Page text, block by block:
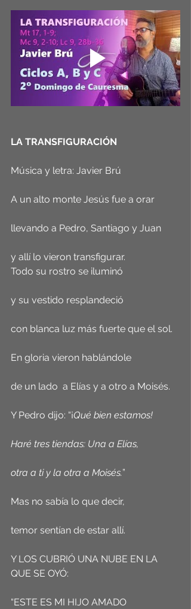
LA TRANSFIGURACIÓN
Música y letra: Javier Brú
A un alto monte Jesús fue a orar
llevando a Pedro, Santiago y Juan
y allí lo vieron transfigurar.
Todo su rostro se iluminó
y su vestido resplandeció
con blanca luz más fuerte que el sol.
En gloria vieron hablándole
de un lado  a Elías y a otro a Moisés.
Y Pedro dijo: “¡Qué bien estamos!
Haré tres tiendas: Una a Elías,
otra a ti y la otra a Moisés.”
Mas no sabía lo que decir,
temor sentían de estar allí.
Y LOS CUBRIÓ UNA NUBE EN LA
QUE SE OYÓ:
“ESTE ES MI HIJO AMADO